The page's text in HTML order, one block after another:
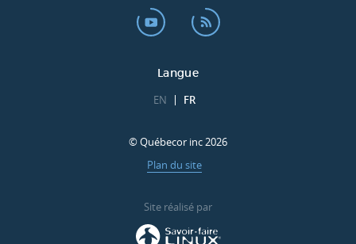
Langue
EN FR
© Québecor inc 2026
Plan du site
Site réalisé par